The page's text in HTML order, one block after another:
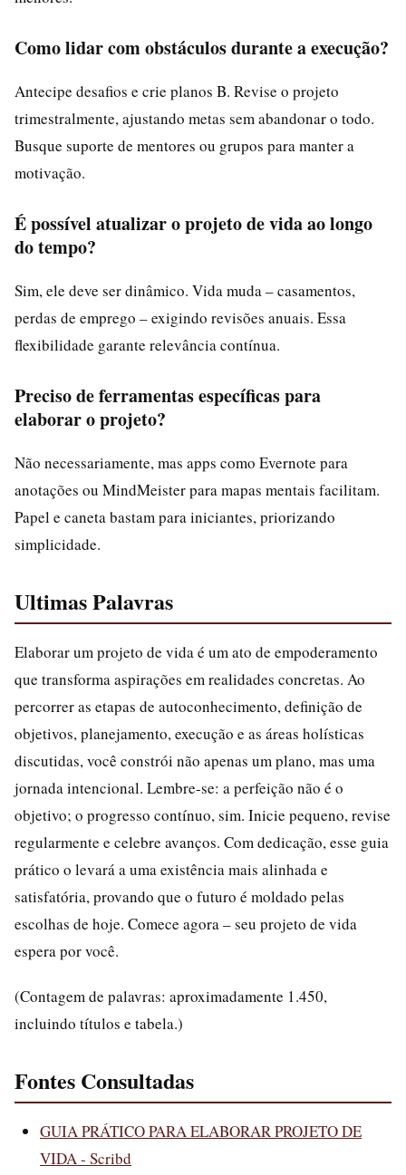
Como lidar com obstáculos durante a execução?
Antecipe desafios e crie planos B. Revise o projeto
trimestralmente, ajustando metas sem abandonar o todo.
Busque suporte de mentores ou grupos para manter a
motivação.
É possível atualizar o projeto de vida ao longo
do tempo?
Sim, ele deve ser dinâmico. Vida muda – casamentos,
perdas de emprego – exigindo revisões anuais. Essa
flexibilidade garante relevância contínua.
Preciso de ferramentas específicas para
elaborar o projeto?
Não necessariamente, mas apps como Evernote para
anotações ou MindMeister para mapas mentais facilitam.
Papel e caneta bastam para iniciantes, priorizando
simplicidade.
Ultimas Palavras
Elaborar um projeto de vida é um ato de empoderamento
que transforma aspirações em realidades concretas. Ao
percorrer as etapas de autoconhecimento, definição de
objetivos, planejamento, execução e as áreas holísticas
discutidas, você constrói não apenas um plano, mas uma
jornada intencional. Lembre-se: a perfeição não é o
objetivo; o progresso contínuo, sim. Inicie pequeno, revise
regularmente e celebre avanços. Com dedicação, esse guia
prático o levará a uma existência mais alinhada e
satisfatória, provando que o futuro é moldado pelas
escolhas de hoje. Comece agora – seu projeto de vida
espera por você.
(Contagem de palavras: aproximadamente 1.450,
incluindo títulos e tabela.)
Fontes Consultadas
GUIA PRÁTICO PARA ELABORAR PROJETO DE
VIDA - Scribd